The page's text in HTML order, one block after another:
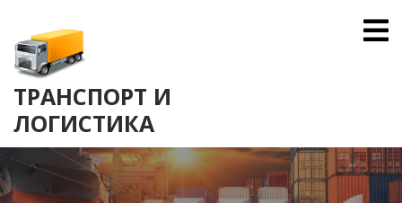
content
ТРАНСПОРТ И
ЛОГИСТИКА